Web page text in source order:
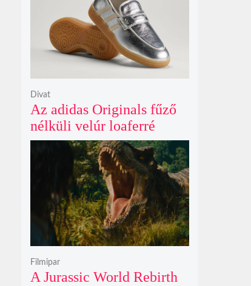
Az adidas Originals fűző
nélküli velúr loaferré
alakította a legendás
Handball Spezial modellt
Divat
A Jurassic World Rebirth
Filmipar